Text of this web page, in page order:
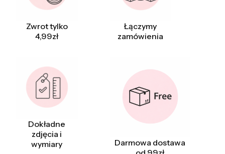
Zwrot tylko
4,99zł
Łączymy
zamówienia
Dokładne
zdjęcia i
wymiary
Darmowa dostawa